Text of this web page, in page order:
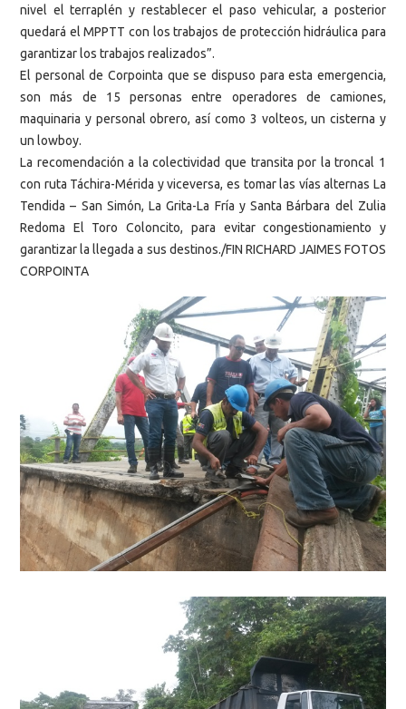
nivel el terraplén y restablecer el paso vehicular, a posterior
quedará el MPPTT con los trabajos de protección hidráulica para
garantizar los trabajos realizados”.
El personal de Corpointa que se dispuso para esta emergencia,
son más de 15 personas entre operadores de camiones,
maquinaria y personal obrero, así como 3 volteos, un cisterna y
un lowboy.
La recomendación a la colectividad que transita por la troncal 1
con ruta Táchira-Mérida y viceversa, es tomar las vías alternas La
Tendida – San Simón, La Grita-La Fría y Santa Bárbara del Zulia
Redoma El Toro Coloncito, para evitar congestionamiento y
garantizar la llegada a sus destinos./FIN RICHARD JAIMES FOTOS
CORPOINTA